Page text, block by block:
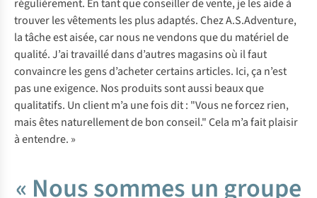
régulièrement. En tant que conseiller de vente, je les aide à
trouver les vêtements les plus adaptés. Chez A.S.Adventure,
la tâche est aisée, car nous ne vendons que du matériel de
qualité. J’ai travaillé dans d’autres magasins où il faut
convaincre les gens d’acheter certains articles. Ici, ça n’est
pas une exigence. Nos produits sont aussi beaux que
qualitatifs. Un client m’a une fois dit : "Vous ne forcez rien,
mais êtes naturellement de bon conseil." Cela m’a fait plaisir
à entendre. »
« Nous sommes un groupe